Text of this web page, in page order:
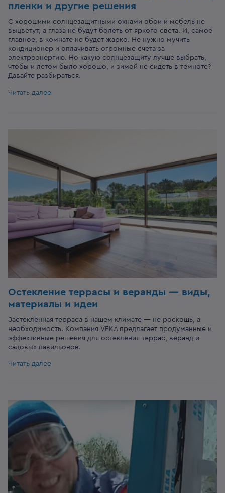
пленки и другие решения
С хорошими солнцезащитными окнами обои и мебель не
выцветут, а глаза не будут болеть от яркого света. И, самое
главное, в комнате не будет жарко. Не нужно мучить
кондиционер и оплачивать огромные счета за
электроэнергию. Но какую солнцезащиту лучше выбрать,
чтобы и летом было хорошо, и зимой не сидеть в темноте?
Давайте разбираться.
Читать далее
Остекление террасы и веранды — виды,
материалы и идеи
Застеклённая терраса в нашем климате — не роскошь, а
необходимость. Компания VEKA предлагает продуманные и
эффективные решения для остекления террас, веранд и
садовых павильонов.
Читать далее